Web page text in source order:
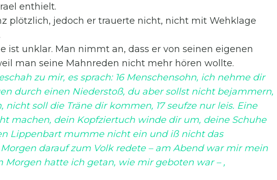
enthielt.
plötzlich, jedoch er trauerte nicht, nicht mit Wehklage
ist unklar. Man nimmt an, dass er von seinen eigenen
man seine Mahnreden nicht mehr hören wollte.
zu mir, es sprach: 16 Menschensohn, ich nehme dir
durch einen Niederstoß, du aber sollst nicht bejammern,
soll die Träne dir kommen, 17 seufze nur leis. Eine
machen, dein Kopfziertuch winde dir um, deine Schuhe
Lippenbart mumme nicht ein und iß nicht das
darauf zum Volk redete – am Abend war mir mein
Morgen hatte ich getan, wie mir geboten war – ,